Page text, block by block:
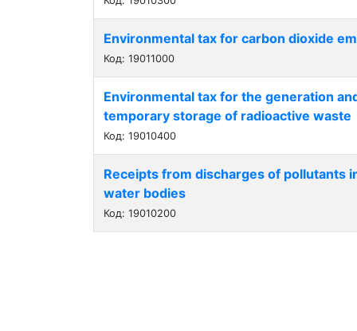
Environmental tax for carbon dioxide
Код: 19011000
Environmental tax for the generation
temporary storage of radioactive waste
Код: 19010400
Receipts from discharges of pollutants
water bodies
Код: 19010200